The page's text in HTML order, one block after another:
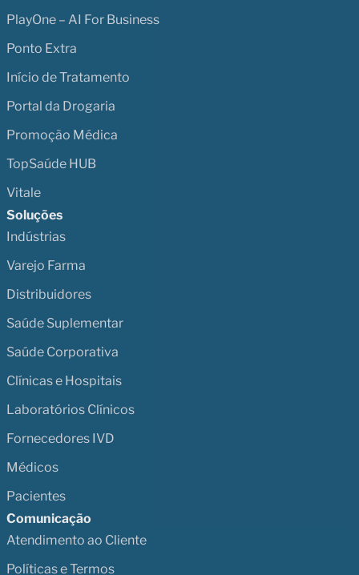
PlayOne – AI For Business
Ponto Extra
Início de Tratamento
Portal da Drogaria
Promoção Médica
TopSaúde HUB
Vitale
Soluções
Indústrias
Varejo Farma
Distribuidores
Saúde Suplementar
Saúde Corporativa
Clínicas e Hospitais
Laboratórios Clínicos
Fornecedores IVD
Médicos
Pacientes
Comunicação
Atendimento ao Cliente
Políticas e Termos